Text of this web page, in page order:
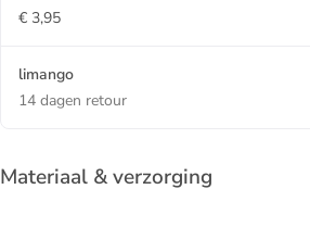
€ 3,95
limango
14 dagen retour
Materiaal & verzorging